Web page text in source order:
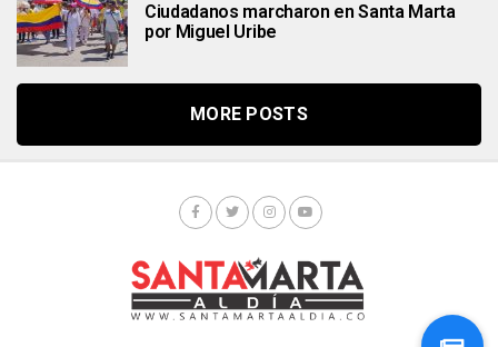
Ciudadanos marcharon en Santa Marta
por Miguel Uribe
MORE POSTS